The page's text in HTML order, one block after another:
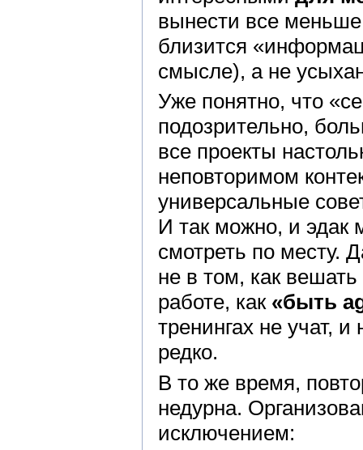
вынести все меньше
близится
смысле), а не
Уже понятно, что
подозрительно,
все проекты
неповторимом
универсальные
И так можно, и эдак
смотреть по месту.
не в том, как вешать
работе, как «быть
тренингах не учат,
редко.
В то же время,
недурна.
исключением: